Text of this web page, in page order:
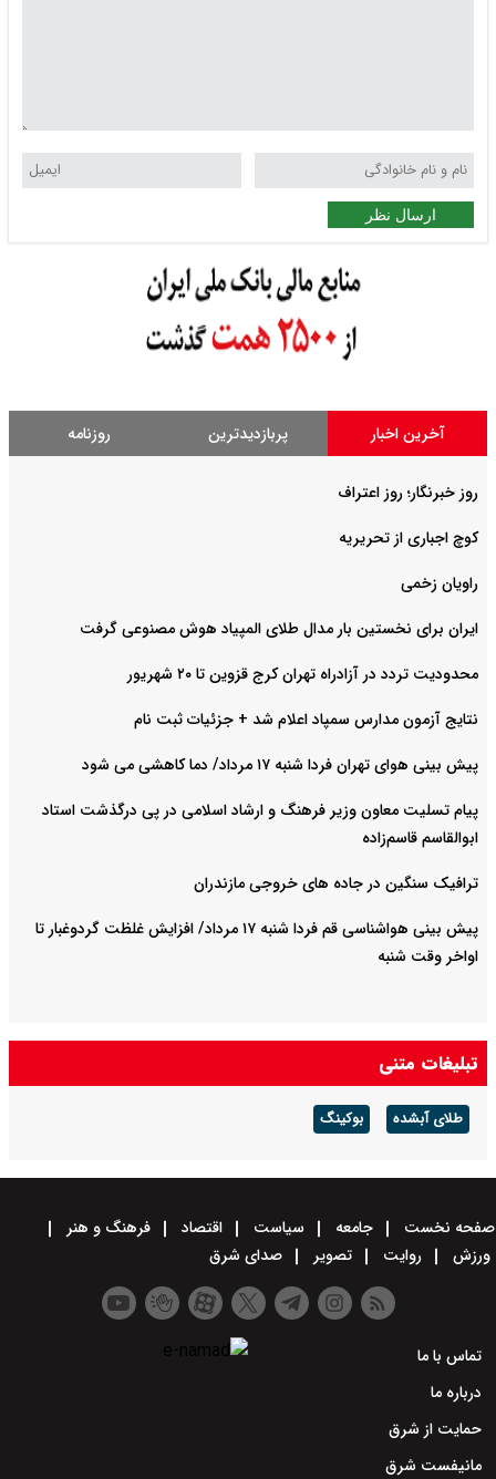
ارسال نظر
آخرین اخبار پربازدیدترین روزنامه
روز خبرنگار؛ روز اعتراف
کوچ اجباری از تحریریه
راویان زخمی
ایران برای نخستین بار مدال طلای المپیاد هوش مصنوعی گرفت
محدودیت تردد در آزادراه تهران کرج قزوین تا ۲۰ شهریور
نتایج آزمون مدارس سمپاد اعلام شد + جزئیات ثبت نام
پیش بینی هوای تهران فردا شنبه ۱۷ مرداد/ دما کاهشی می شود
پیام تسلیت معاون وزیر فرهنگ و ارشاد اسلامی در پی درگذشت استاد
ابوالقاسم قاسم‌زاده
ترافیک سنگین در جاده های خروجی مازندران
پیش بینی هواشناسی قم فردا شنبه ۱۷ مرداد/ افزایش غلظت گردوغبار تا
اواخر وقت شنبه
تبلیغات متنی
طلای آبشده بوکینگ
صفحه نخست جامعه سیاست اقتصاد
فرهنگ و هنر
ورزش
روایت تصویر صدای شرق
تماس با ما
درباره ما
حمایت از شرق
مانیفست شرق